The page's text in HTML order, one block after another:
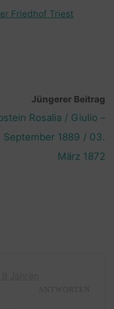
Friedhof Triest
Jüngerer Beitrag
Rosalia / Giulio –
September 1889 / 03.
März 1872